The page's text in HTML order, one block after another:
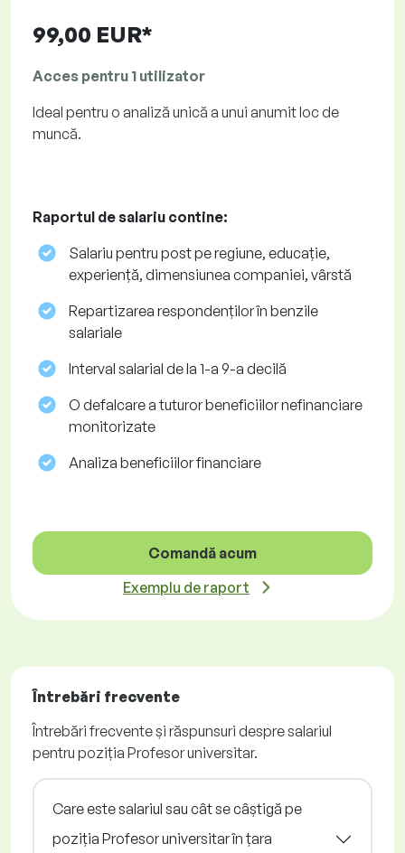
99,00 EUR*
Acces pentru 1 utilizator
Ideal pentru o analiză unică a unui anumit loc de
muncă.
Raportul de salariu contine:
Salariu pentru post pe regiune, educație,
experiență, dimensiunea companiei, vârstă
Repartizarea respondenților în benzile
salariale
Interval salarial de la 1-a 9-a decilă
O defalcare a tuturor beneficiilor nefinanciare
monitorizate
Analiza beneficiilor financiare
Comandă acum
Exemplu de raport
Întrebări frecvente
Întrebări frecvente și răspunsuri despre salariul
pentru poziția Profesor universitar.
Care este salariul sau cât se câștigă pe
poziția Profesor universitar în țara